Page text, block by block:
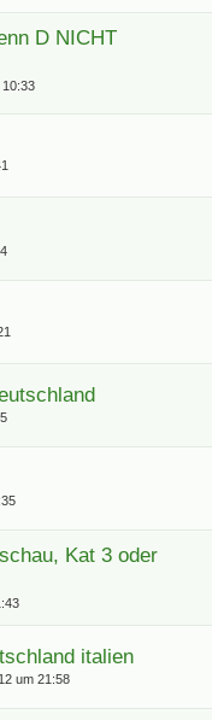
D NICHT
Kat 3 oder
italien
um 21:58